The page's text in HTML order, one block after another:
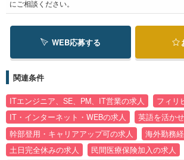
にご相談ください。
WEB応募する
関連条件
ITエンジニア、SE、PM、IT営業の求人
フィリ
IT・インターネット・WEBの求人
英語を活か
幹部登用・キャリアアップ可の求人
海外勤務
土日完全休みの求人
民間医療保険加入の求人